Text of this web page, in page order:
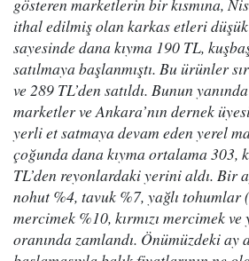
gösteren marketlerin bir kısmına,
ithal edilmiş olan karkas etleri
sayesinde dana kıyma 190 TL,
satılmaya başlanmıştı. Bu ürünler
ve 289 TL’den satıldı. Bunun
marketler ve Ankara’nın dernek
yerli et satmaya devam eden yerel
çoğunda dana kıyma ortalama 303,
TL’den reyonlardaki yerini aldı. Bir
nohut %4, tavuk %7, yağlı tohumlar
mercimek %10, kırmızı mercimek
oranında zamlandı. Önümüzdeki ay